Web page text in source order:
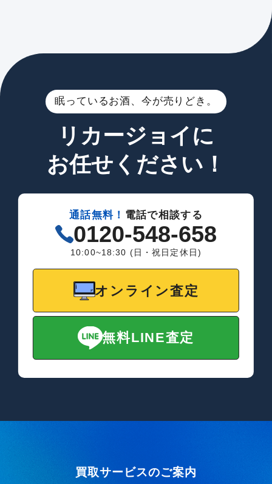
眠っているお酒、今が売りどき。
リカージョイに
お任せください！
通話無料！ 電話で相談する
0120-548-658
10:00~18:30 (日・祝日定休日)
オンライン査定
無料LINE査定
買取サービスのご案内